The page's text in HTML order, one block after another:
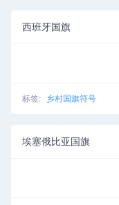
西班牙国旗
标签: 乡村国旗符号
埃塞俄比亚国旗